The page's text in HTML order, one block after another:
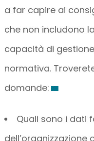
a far capire ai
che non includono
capacità di
normativa.
domande:
Quali sono i dati